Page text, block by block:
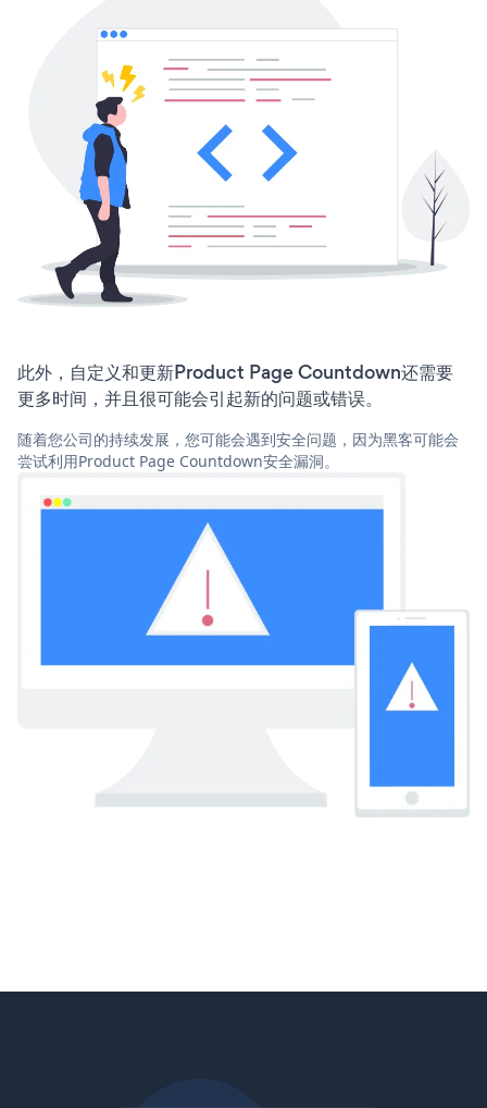
此外，自定义和更新Product Page Countdown还需要
更多时间，并且很可能会引起新的问题或错误。
随着您公司的持续发展，您可能会遇到安全问题，因为黑客可能会
尝试利用Product Page Countdown安全漏洞。